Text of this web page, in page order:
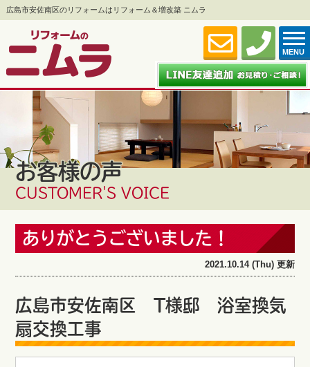
広島市安佐南区のリフォームはリフォーム＆増改築 ニムラ
MENU
お客様の声
CUSTOMER'S VOICE
ありがとうございました！
2021.10.14 (Thu) 更新
広島市安佐南区 T様邸 浴室換気
扇交換工事